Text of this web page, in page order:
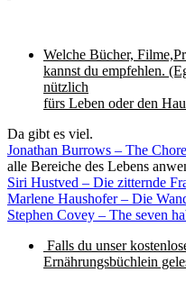
Welche Bücher,
kannst du empfehlen.
nützlich
fürs Leben oder den
Da gibt es viel.
Jonathan Burrows – The
alle Bereiche des Lebens
Siri Hustved – Die zitternde
Marlene Haushofer – Die
Stephen Covey – The seven
Falls du unser
Ernährungsbüchlein